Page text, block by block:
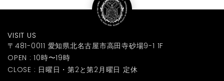
VISIT US
〒481-0011 愛知県北名古屋市高田寺砂場9-1 1F
OPEN : 10時〜19時
CLOSE : 日曜日・第2と第2月曜日 定休